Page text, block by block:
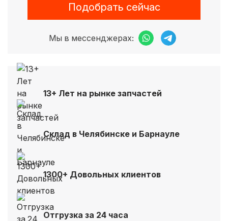
Подобрать сейчас
Мы в мессенджерах:
13+ Лет на рынке запчастей
Склад в Челябинске и Барнауле
1300+ Довольных клиентов
Отгрузка за 24 часа